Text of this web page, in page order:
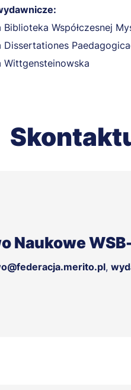
Biblioteka Współczesnej
Dissertationes
Wittgensteinowska
Naukowe